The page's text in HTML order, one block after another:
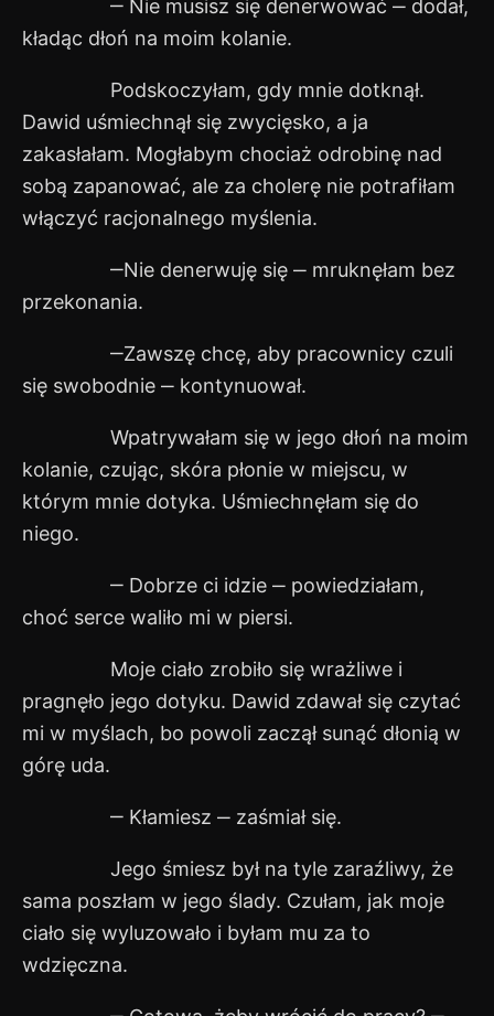
‒ Nie musisz się denerwować ‒ dodał,
kładąc dłoń na moim kolanie.
Podskoczyłam, gdy mnie dotknął.
Dawid uśmiechnął się zwycięsko, a ja
zakasłałam. Mogłabym chociaż odrobinę nad
sobą zapanować, ale za cholerę nie potrafiłam
włączyć racjonalnego myślenia.
‒Nie denerwuję się ‒ mruknęłam bez
przekonania.
‒Zawszę chcę, aby pracownicy czuli
się swobodnie ‒ kontynuował.
Wpatrywałam się w jego dłoń na moim
kolanie, czując, skóra płonie w miejscu, w
którym mnie dotyka. Uśmiechnęłam się do
niego.
‒ Dobrze ci idzie ‒ powiedziałam,
choć serce waliło mi w piersi.
Moje ciało zrobiło się wrażliwe i
pragnęło jego dotyku. Dawid zdawał się czytać
mi w myślach, bo powoli zaczął sunąć dłonią w
górę uda.
‒ Kłamiesz ‒ zaśmiał się.
Jego śmiesz był na tyle zaraźliwy, że
sama poszłam w jego ślady. Czułam, jak moje
ciało się wyluzowało i byłam mu za to
wdzięczna.